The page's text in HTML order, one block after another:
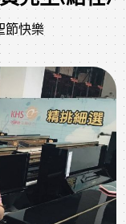
節快樂